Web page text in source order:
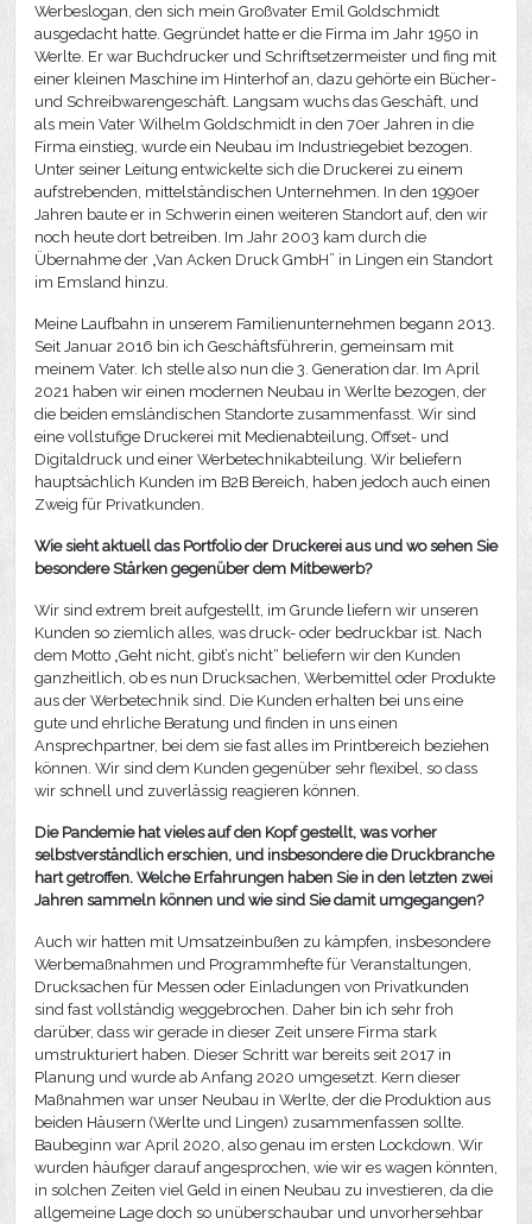
Werbeslogan, den sich mein Großvater Emil Goldschmidt
ausgedacht hatte. Gegründet hatte er die Firma im Jahr 1950 in
Werlte. Er war Buchdrucker und Schriftsetzermeister und fing mit
einer kleinen Maschine im Hinterhof an, dazu gehörte ein Bücher-
und Schreibwarengeschäft. Langsam wuchs das Geschäft, und
als mein Vater Wilhelm Goldschmidt in den 70er Jahren in die
Firma einstieg, wurde ein Neubau im Industriegebiet bezogen.
Unter seiner Leitung entwickelte sich die Druckerei zu einem
aufstrebenden, mittelständischen Unternehmen. In den 1990er
Jahren baute er in Schwerin einen weiteren Standort auf, den wir
noch heute dort betreiben. Im Jahr 2003 kam durch die
Übernahme der „Van Acken Druck GmbH” in Lingen ein Standort
im Emsland hinzu.
Meine Laufbahn in unserem Familienunternehmen begann 2013.
Seit Januar 2016 bin ich Geschäftsführerin, gemeinsam mit
meinem Vater. Ich stelle also nun die 3. Generation dar. Im April
2021 haben wir einen modernen Neubau in Werlte bezogen, der
die beiden emsländischen Standorte zusammenfasst. Wir sind
eine vollstufige Druckerei mit Medienabteilung, Offset- und
Digitaldruck und einer Werbetechnikabteilung. Wir beliefern
hauptsächlich Kunden im B2B Bereich, haben jedoch auch einen
Zweig für Privatkunden.
Wie sieht aktuell das Portfolio der Druckerei aus und wo sehen Sie
besondere Stärken gegenüber dem Mitbewerb?
Wir sind extrem breit aufgestellt, im Grunde liefern wir unseren
Kunden so ziemlich alles, was druck- oder bedruckbar ist. Nach
dem Motto „Geht nicht, gibt’s nicht“ beliefern wir den Kunden
ganzheitlich, ob es nun Drucksachen, Werbemittel oder Produkte
aus der Werbetechnik sind. Die Kunden erhalten bei uns eine
gute und ehrliche Beratung und finden in uns einen
Ansprechpartner, bei dem sie fast alles im Printbereich beziehen
können. Wir sind dem Kunden gegenüber sehr flexibel, so dass
wir schnell und zuverlässig reagieren können.
Die Pandemie hat vieles auf den Kopf gestellt, was vorher
selbstverständlich erschien, und insbesondere die Druckbranche
hart getroffen. Welche Erfahrungen haben Sie in den letzten zwei
Jahren sammeln können und wie sind Sie damit umgegangen?
Auch wir hatten mit Umsatzeinbußen zu kämpfen, insbesondere
Werbemaßnahmen und Programmhefte für Veranstaltungen,
Drucksachen für Messen oder Einladungen von Privatkunden
sind fast vollständig weggebrochen. Daher bin ich sehr froh
darüber, dass wir gerade in dieser Zeit unsere Firma stark
umstrukturiert haben. Dieser Schritt war bereits seit 2017 in
Planung und wurde ab Anfang 2020 umgesetzt. Kern dieser
Maßnahmen war unser Neubau in Werlte, der die Produktion aus
beiden Häusern (Werlte und Lingen) zusammenfassen sollte.
Baubeginn war April 2020, also genau im ersten Lockdown. Wir
wurden häufiger darauf angesprochen, wie wir es wagen könnten,
in solchen Zeiten viel Geld in einen Neubau zu investieren, da die
allgemeine Lage doch so unüberschaubar und unvorhersehbar